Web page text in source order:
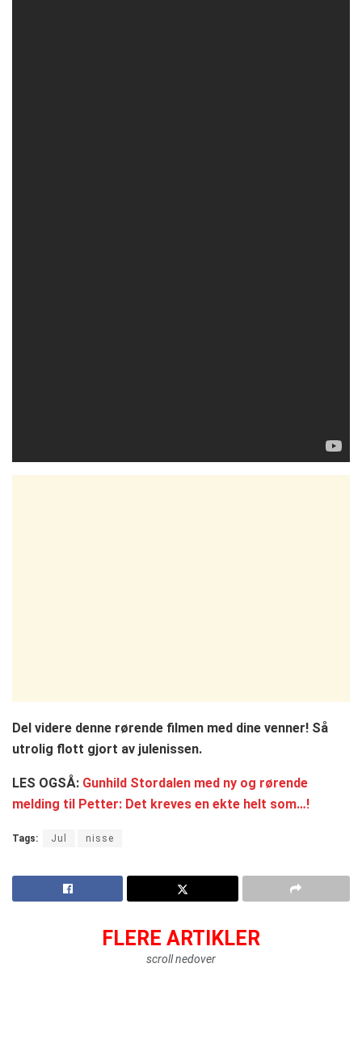
Del videre denne rørende filmen med dine venner! Så
utrolig flott gjort av julenissen.
LES OGSÅ: Gunhild Stordalen med ny og rørende
melding til Petter: Det kreves en ekte helt som…!
Tags: Jul nisse
FLERE ARTIKLER
scroll nedover